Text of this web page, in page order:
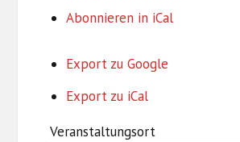
Abonnieren in iCal
Export zu Google
Export zu iCal
Veranstaltungsort